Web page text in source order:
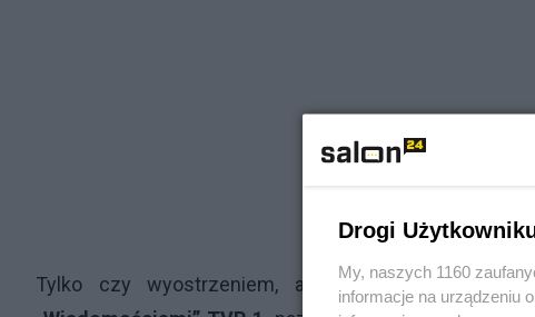
Tylko czy wyostrzeniem, a choćby i
Drogi
My, naszych 1160
informacje na urządzeniu